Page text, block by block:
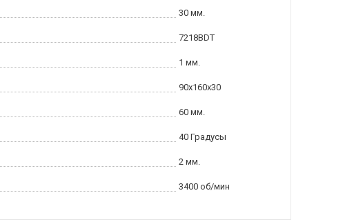
30 мм.
7218BDT
1 мм.
90x160x30
60 мм.
40 Градусы
2 мм.
3400 об/мин